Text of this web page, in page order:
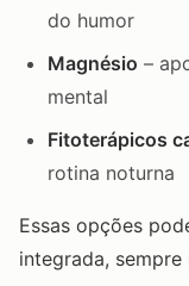
do humor
Magnésio –
mental
Fitoterápicos
rotina noturna
Essas opções
integrada,